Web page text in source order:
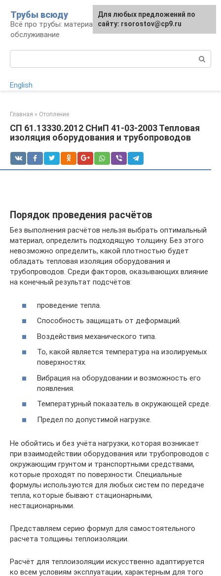
контенту
Трубы всюду
Всё про трубы: материалы, монтаж и
обслуживание
English
Главная » Отопление
СП 61.13330.2012 СНиП 41-03-2003 Тепловая
изоляция оборудования и трубопроводов
Порядок проведения расчётов
Без выполнения расчётов нельзя выбрать оптимальный
материал, определить подходящую толщину. Без этого
невозможно определить, какой плотностью будет
обладать тепловая изоляция оборудования и
трубопроводов. Среди факторов, оказывающих влияние
на конечный результат подсчётов:
проведение тепла.
Способность защищать от деформаций.
Воздействия механического типа.
То, какой является температура на изолируемых
поверхностях.
Вибрация на оборудовании и возможность его
появления.
Температурный показатель в окружающей среде.
Предел по допустимой нагрузке.
Не обойтись и без учёта нагрузки, которая возникает
при взаимодействии оборудования или трубопроводов с
окружающим грунтом и транспортными средствами,
которые проходят по поверхности. Специальные
формулы используются для любых систем по передаче
тепла, которые бывают стационарными,
нестационарными.
Представляем серию формул для самостоятельного
расчета толщины теплоизоляции.
Расчёт для теплоизоляции искусственно адаптируется
ко всем условиям эксплуатации, характерным для того
Для любых предложений по
сайту: rsorostov@cp9.ru